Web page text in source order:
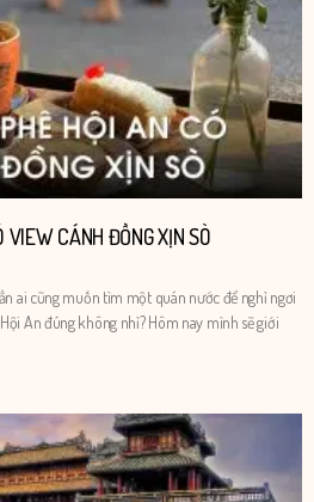
VIEW CÁNH ĐỒNG XỊN SÒ
ai cũng muốn tìm một quán nước để nghỉ ngơi
An đúng không nhỉ? Hôm nay mình sẽ giới